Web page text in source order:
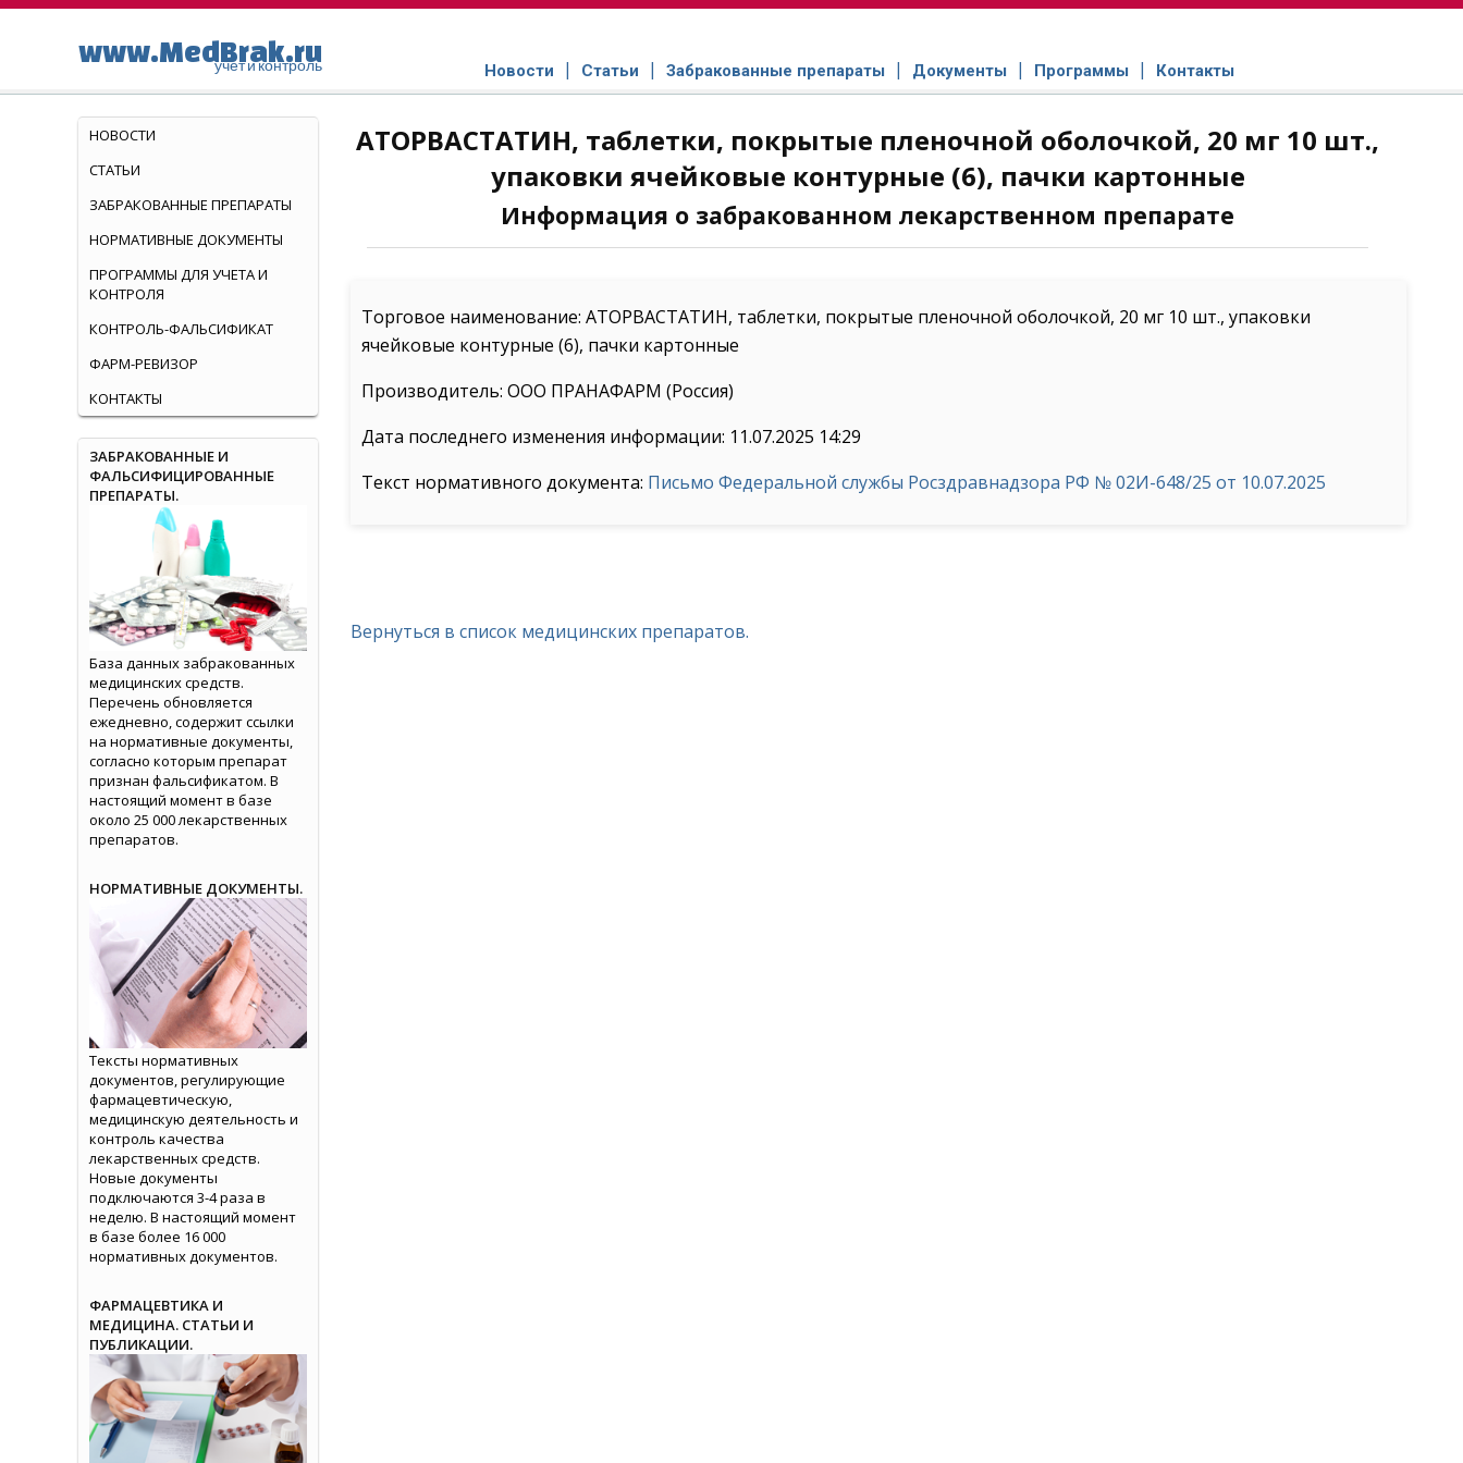
www.MedBrak.ru
учет и контроль Новости Статьи Забракованные препараты Документы Программы Контакты
АТОРВАСТАТИН, таблетки, покрытые пленочной оболочкой, 20 мг 10 шт.,
упаковки ячейковые контурные (6), пачки картонные
Информация о забракованном лекарственном препарате
Торговое наименование: АТОРВАСТАТИН, таблетки, покрытые пленочной оболочкой, 20 мг 10 шт., упаковки
ячейковые контурные (6), пачки картонные
Производитель: ООО ПРАНАФАРМ (Россия)
Дата последнего изменения информации: 11.07.2025 14:29
Текст нормативного документа: Письмо Федеральной службы Росздравнадзора РФ № 02И-648/25 от 10.07.2025
Вернуться в список медицинских препаратов.
НОВОСТИ
СТАТЬИ
ЗАБРАКОВАННЫЕ ПРЕПАРАТЫ
НОРМАТИВНЫЕ ДОКУМЕНТЫ
ПРОГРАММЫ ДЛЯ УЧЕТА И
КОНТРОЛЯ
КОНТРОЛЬ-ФАЛЬСИФИКАТ
ФАРМ-РЕВИЗОР
КОНТАКТЫ
ЗАБРАКОВАННЫЕ И
ФАЛЬСИФИЦИРОВАННЫЕ
ПРЕПАРАТЫ.
База данных забракованных
медицинских средств.
Перечень обновляется
ежедневно, содержит ссылки
на нормативные документы,
согласно которым препарат
признан фальсификатом. В
настоящий момент в базе
около 25 000 лекарственных
препаратов.
НОРМАТИВНЫЕ ДОКУМЕНТЫ.
Тексты нормативных
документов, регулирующие
фармацевтическую,
медицинскую деятельность и
контроль качества
лекарственных средств.
Новые документы
подключаются 3-4 раза в
неделю. В настоящий момент
в базе более 16 000
нормативных документов.
ФАРМАЦЕВТИКА И
МЕДИЦИНА. СТАТЬИ И
ПУБЛИКАЦИИ.